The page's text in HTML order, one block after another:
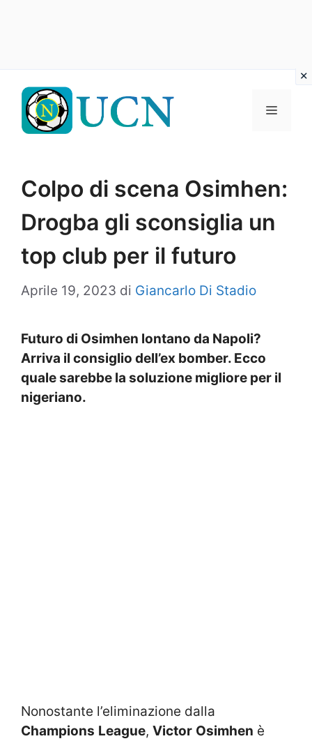
contenuto
Menu
Colpo di scena Osimhen:
Drogba gli sconsiglia un
top club per il futuro
Aprile 19, 2023 di Giancarlo Di Stadio
Futuro di Osimhen lontano da Napoli?
Arriva il consiglio dell’ex bomber. Ecco
quale sarebbe la soluzione migliore per il
nigeriano.
Nonostante l’eliminazione dalla
Champions League, Victor Osimhen è